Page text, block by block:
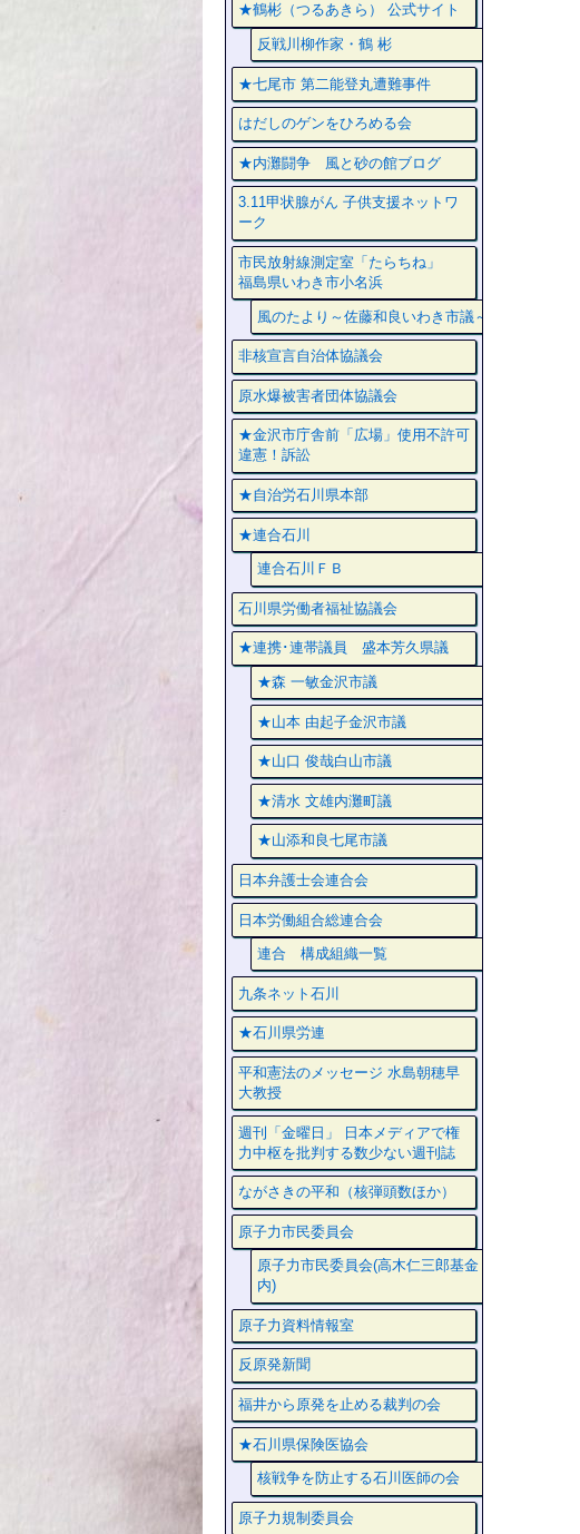
★鶴彬（つるあきら） 公式サイト
反戦川柳作家・鶴 彬
★七尾市 第二能登丸遭難事件
はだしのゲンをひろめる会
★内灘闘争 風と砂の館ブログ
3.11甲状腺がん 子供支援ネットワ
ーク
市民放射線測定室「たらちね」
福島県いわき市小名浜
風のたより～佐藤和良いわき市議～
非核宣言自治体協議会
原水爆被害者団体協議会
★金沢市庁舎前「広場」使用不許可
違憲！訴訟
★自治労石川県本部
★連合石川
連合石川ＦＢ
石川県労働者福祉協議会
★連携･連帯議員 盛本芳久県議
★森 一敏金沢市議
★山本 由起子金沢市議
★山口 俊哉白山市議
★清水 文雄内灘町議
★山添和良七尾市議
日本弁護士会連合会
日本労働組合総連合会
連合 構成組織一覧
九条ネット石川
★石川県労連
平和憲法のメッセージ 水島朝穂早
大教授
週刊「金曜日」 日本メディアで権
力中枢を批判する数少ない週刊誌
ながさきの平和（核弾頭数ほか）
原子力市民委員会
原子力市民委員会(高木仁三郎基金
内)
原子力資料情報室
反原発新聞
福井から原発を止める裁判の会
★石川県保険医協会
核戦争を防止する石川医師の会
原子力規制委員会